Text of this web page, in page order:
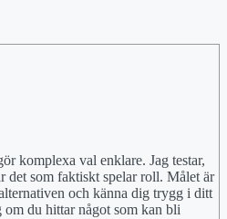
komplexa val enklare. Jag testar,
det som faktiskt spelar roll. Målet är
och känna dig trygg i ditt
du hittar något som kan bli